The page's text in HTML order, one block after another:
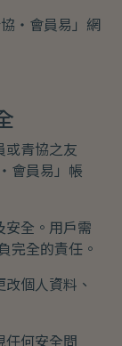
・會員易」網
青協之友
會員易」帳
全。用戶需
完全的責任。
個人資料、
何安全問